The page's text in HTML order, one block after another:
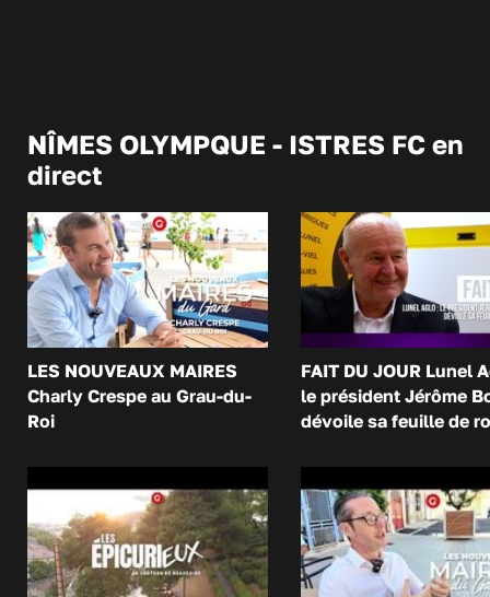
NÎMES OLYMPQUE - ISTRES FC en
direct
LES NOUVEAUX MAIRES
Charly Crespe au Grau-du-
Roi
FAIT DU JOUR Lunel
le président Jérôme
dévoile sa feuille de